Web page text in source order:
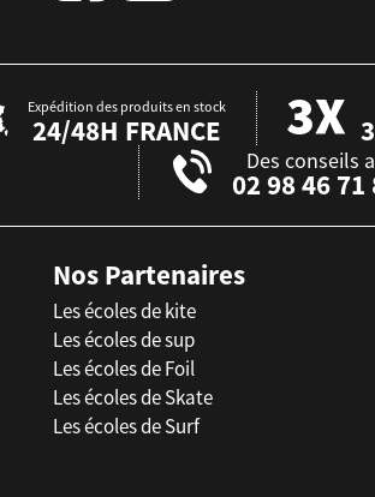
Expédition des produits en stock
24/48H FRANCE
Des conseils
02 98 46 71
Nos Partenaires
Les écoles de kite
Les écoles de sup
Les écoles de Foil
Les écoles de Skate
Les écoles de Surf